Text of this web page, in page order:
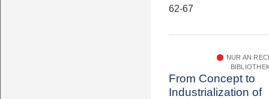
62-67
NUR AN
From Concept to
Industrialization of